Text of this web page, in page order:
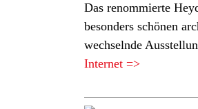
Das renommierte
besonders schönen
wechselnde
Internet =>